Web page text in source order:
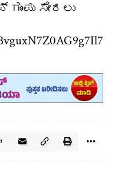
ಸೇರಲು